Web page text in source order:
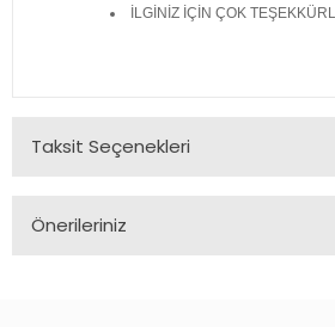
İLGİNİZ İÇİN ÇOK
Taksit Seçenekleri
Önerileriniz